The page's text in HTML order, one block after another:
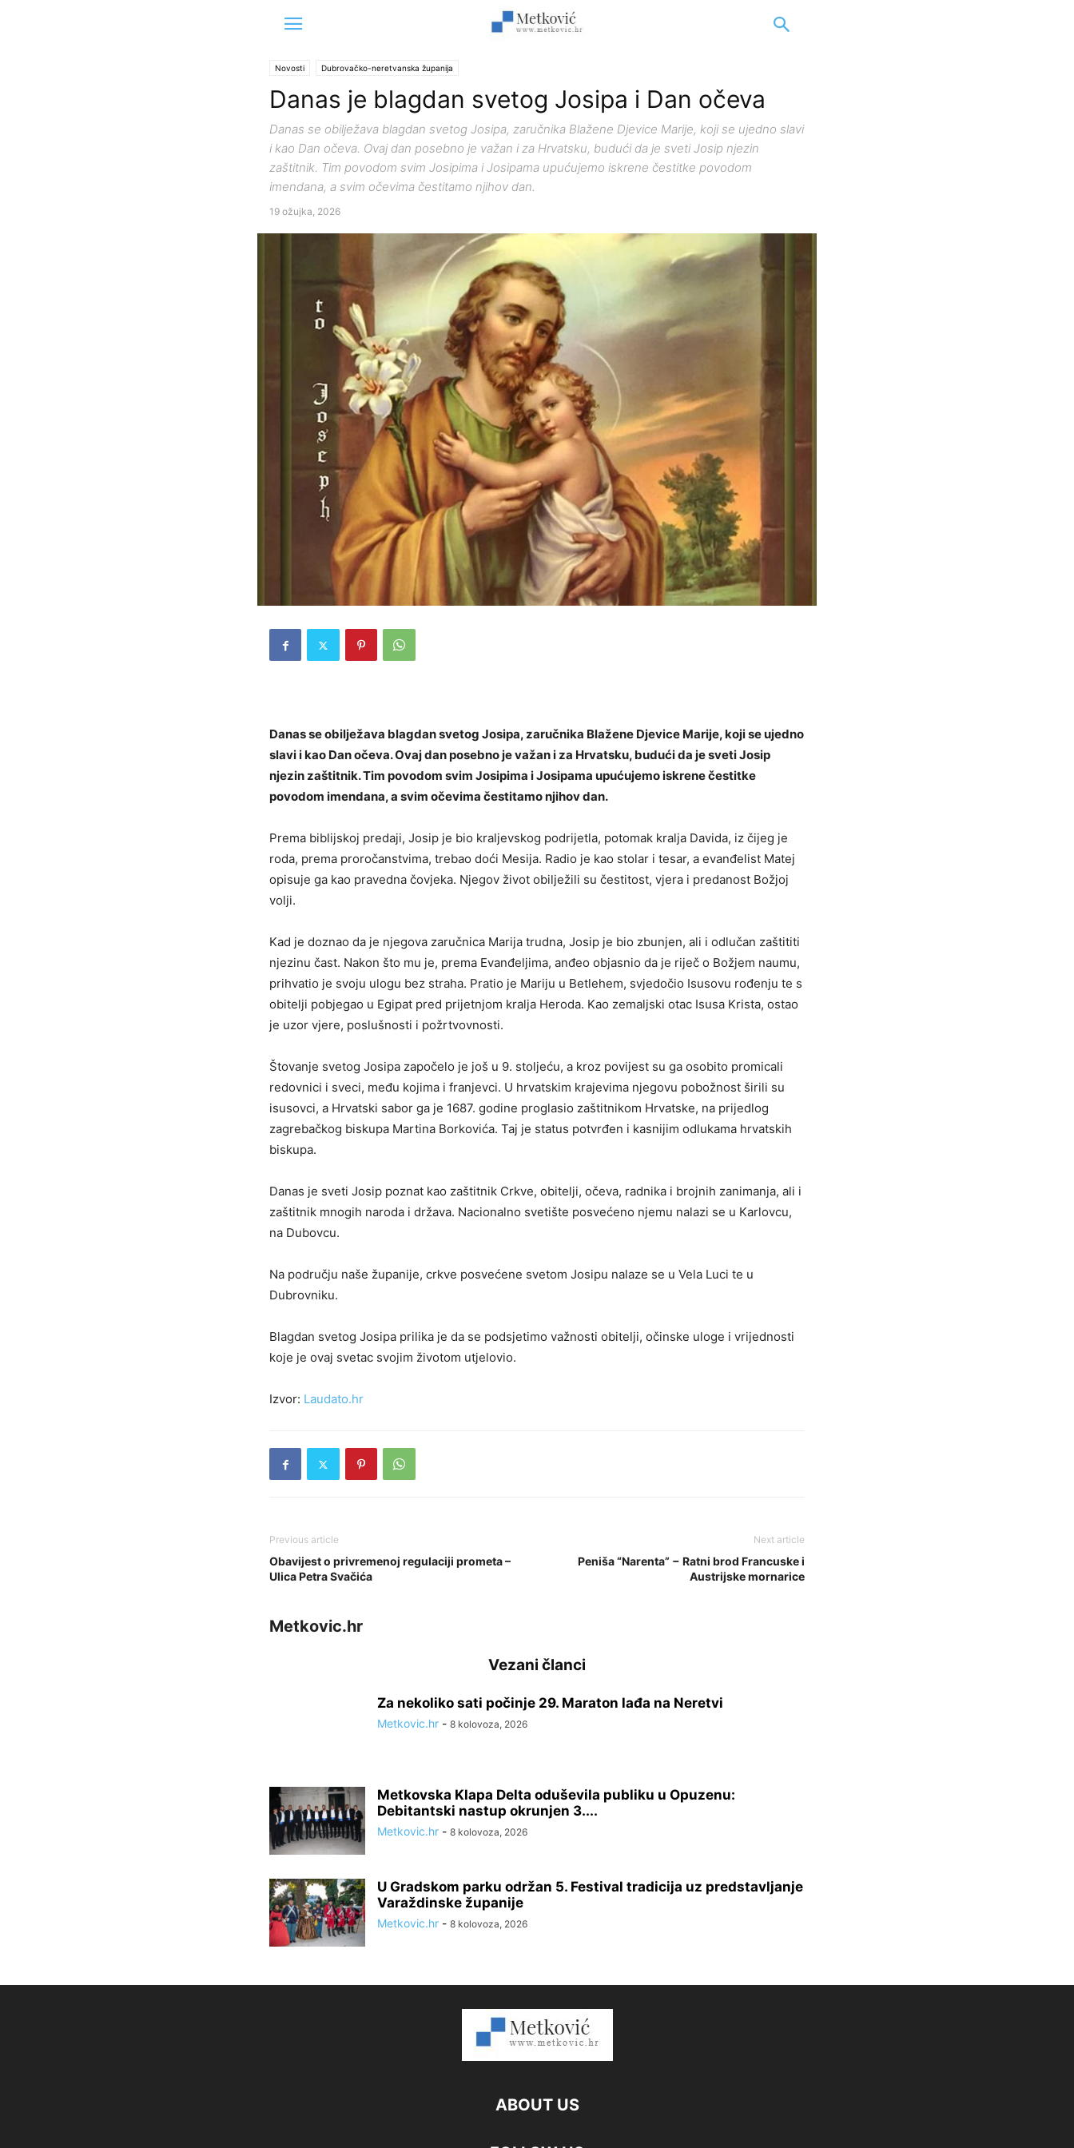
Novosti Dubrovačko-neretvanska županija
Danas je blagdan svetog Josipa i Dan očeva
Danas se obilježava blagdan svetog Josipa, zaručnika Blažene Djevice Marije, koji se ujedno slavi
i kao Dan očeva. Ovaj dan posebno je važan i za Hrvatsku, budući da je sveti Josip njezin
zaštitnik. Tim povodom svim Josipima i Josipama upućujemo iskrene čestitke povodom
imendana, a svim očevima čestitamo njihov dan.
19 ožujka, 2026
Danas se obilježava blagdansvetog Josipa, zaručnika Blažene Djevice Marije, koji se ujedno
slavi i kao Dan očeva. Ovaj dan posebno je važan i za Hrvatsku, budući da je sveti Josip
njezin zaštitnik. Tim povodom svim Josipima i Josipama upućujemo iskrene čestitke
povodom imendana, a svim očevima čestitamo njihov dan.
Prema biblijskoj predaji, Josip je bio kraljevskog podrijetla, potomak kralja Davida, iz čijeg je
roda, prema proročanstvima, trebao doći Mesija. Radio je kao stolar i tesar, a evanđelist Matej
opisuje ga kao pravedna čovjeka. Njegov život obilježili su čestitost, vjera i predanost Božjoj
volji.
Kad je doznao da je njegova zaručnica Marija trudna, Josip je bio zbunjen, ali i odlučan zaštititi
njezinu čast. Nakon što mu je, prema Evanđeljima, anđeo objasnio da je riječ o Božjem naumu,
prihvatio je svoju ulogu bez straha. Pratio je Mariju u Betlehem, svjedočio Isusovu rođenju te s
obitelji pobjegao u Egipat pred prijetnjom kralja Heroda. Kao zemaljski otac Isusa Krista, ostao
je uzor vjere, poslušnosti i požrtvovnosti.
Štovanje svetog Josipa započelo je još u 9. stoljeću, a kroz povijest su ga osobito promicali
redovnici i sveci, među kojima i franjevci. U hrvatskim krajevima njegovu pobožnost širili su
isusovci, a Hrvatski sabor ga je 1687. godine proglasio zaštitnikom Hrvatske, na prijedlog
zagrebačkog biskupa Martina Borkovića. Taj je status potvrđen i kasnijim odlukama hrvatskih
biskupa.
Danas je sveti Josip poznat kao zaštitnik Crkve, obitelji, očeva, radnika i brojnih zanimanja, ali i
zaštitnik mnogih naroda i država. Nacionalno svetište posvećeno njemu nalazi se u Karlovcu,
na Dubovcu.
Na području naše županije, crkve posvećene svetom Josipu nalaze se u Vela Luci te u
Dubrovniku.
Blagdan svetog Josipa prilika je da se podsjetimo važnosti obitelji, očinske uloge i vrijednosti
koje je ovaj svetac svojim životom utjelovio.
Izvor: Laudato.hr
Previous article
Obavijest o privremenoj regulaciji prometa –
Ulica Petra Svačića
Next article
Peniša “Narenta” − Ratni brod Francuske i
Austrijske mornarice
Metkovic.hr
Vezani članci
Za nekoliko sati počinje 29. Maraton lađa na Neretvi
Metkovic.hr - 8 kolovoza, 2026
Metkovska Klapa Delta oduševila publiku u Opuzenu:
Debitantski nastup okrunjen 3....
Metkovic.hr - 8 kolovoza, 2026
U Gradskom parku održan 5. Festival tradicija uz predstavljanje
Varaždinske županije
Metkovic.hr - 8 kolovoza, 2026
ABOUT US